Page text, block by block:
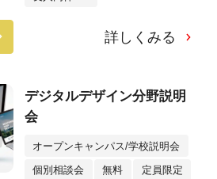
詳しくみる
デジタルデザイン分野説明
会
オープンキャンパス/学校説明会
個別相談会 無料 定員限定